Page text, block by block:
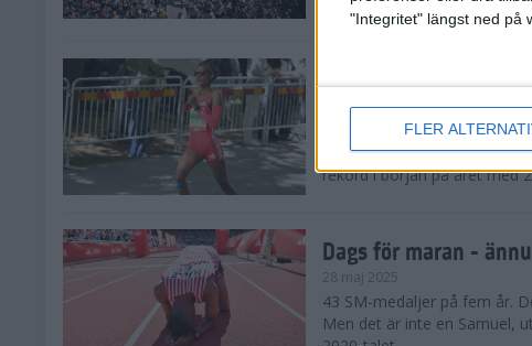
"Integritet" längst ned på
FLER
damklassen.
Dags för maran -
28 maj 2025
De tre största favoriterna
den ena löparstjärnan efter
rekord i början på året med
Dags för maran -
28 maj 2025
43 SM-medaljer på fem år.
Men det är inte en Samuel,